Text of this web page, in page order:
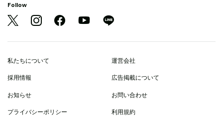
Follow
私たちについて 運営会社
採用情報 広告掲載について
お知らせ お問い合わせ
プライバシーポリシー 利用規約